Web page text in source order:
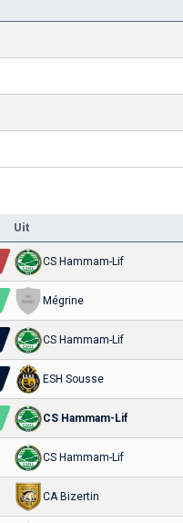
Uit
CS Hammam-Lif
Mégrine
CS Hammam-Lif
ESH Sousse
CS Hammam-Lif
CS Hammam-Lif
CA Bizertin